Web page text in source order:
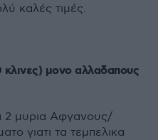
καλές τιμές.
κλινες) μονο αλλαδαπους
2 μυρια Αφγανους/
γιατι τα τεμπελικα